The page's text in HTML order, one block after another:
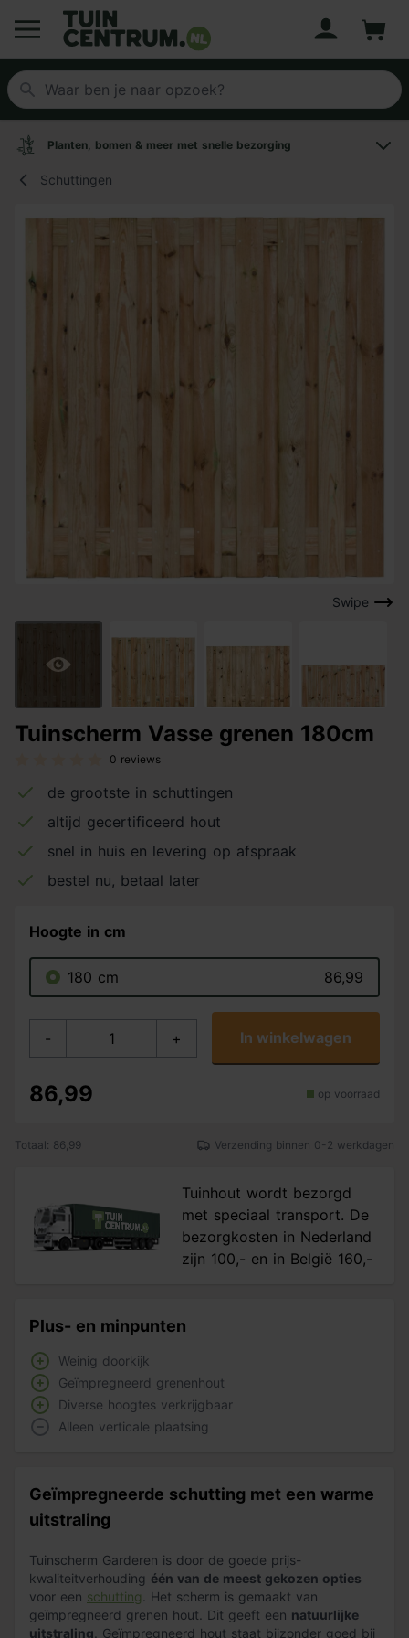
Logo Tuincentrum.nl
Planten, bomen & meer met snelle bezorging
Schuttingen
Swipe
Tuinscherm Vasse grenen 180cm
0 reviews
de grootste in schuttingen
altijd gecertificeerd hout
snel in huis en levering op afspraak
bestel nu, betaal later
Hoogte in cm
180 cm 86,99
- + In winkelwagen
86,99 op voorraad
Totaal: 86,99 Verzending binnen 0-2 werkdagen
Tuinhout wordt bezorgd
met speciaal transport. De
bezorgkosten in Nederland
zijn 100,- en in België 160,-
Plus- en minpunten
Weinig doorkijk
Geïmpregneerd grenenhout
Diverse hoogtes verkrijgbaar
Alleen verticale plaatsing
Geïmpregneerde schutting met een warme
uitstraling
Tuinscherm Garderen is door de goede prijs-
kwaliteitverhouding één van de meest gekozen opties
voor een schutting
. Het scherm is gemaakt van
geïmpregneerd grenen hout. Dit geeft een natuurlijke
uitstraling . Geïmpregneerd hout staat bijzonder goed bij